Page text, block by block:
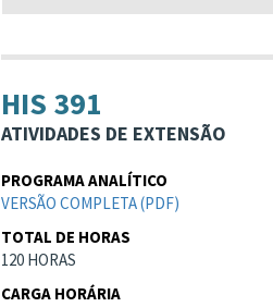
HIS 391
ATIVIDADES DE EXTENSÃO
PROGRAMA ANALÍTICO
VERSÃO COMPLETA (PDF)
TOTAL DE HORAS
120 HORAS
CARGA HORÁRIA